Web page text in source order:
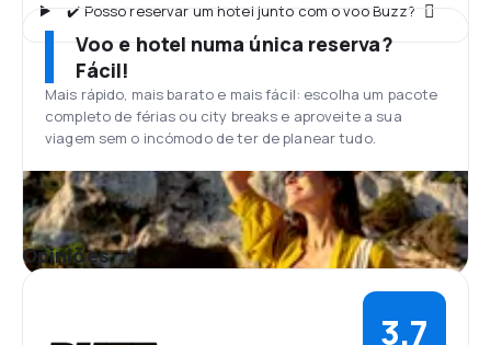
✔️ Posso reservar um hotel junto com o voo Buzz?
Voo e hotel numa única reserva?
Fácil!
Mais rápido, mais barato e mais fácil: escolha um pacote
completo de férias ou city breaks e aproveite a sua
viagem sem o incómodo de ter de planear tudo.
Opiniões
3,7